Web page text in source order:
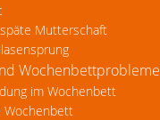
Mutterschaft
Wochenbettprobleme
im Wochenbett
Wochenbett